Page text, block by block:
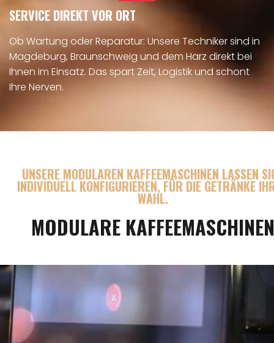
SERVICE DIREKT VOR ORT
Ob Wartung oder Reparatur: Unsere Techniker sind in
Magdeburg, Braunschweig und dem Harz direkt bei
Ihnen im Einsatz. Das spart Zeit, Logistik und schont
Ihre Nerven.
UNSERE MODULAREN KAFFEEMASCHINEN LASSEN
INDIVIDUELL KONFIGURIEREN, FÜR DIE GETRÄNKE
WAHL.
MODULARE KAFFEEMASCHINEN